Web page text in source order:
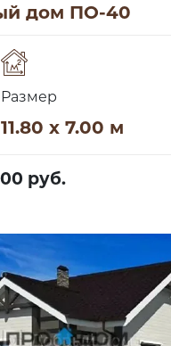
дом ПО-40
Размер
11.80 x 7.00 м
руб.